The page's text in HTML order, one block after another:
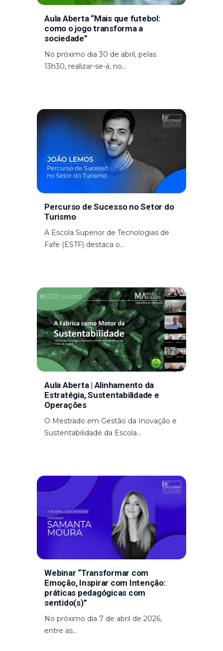
Aula Aberta “Mais que futebol:
como o jogo transforma a
sociedade”
No próximo dia 30 de abril, pelas
13h30, realizar-se-á, no...
Percurso de Sucesso no Setor do
Turismo
A Escola Superior de Tecnologias de
Fafe (ESTF) destaca o...
Aula Aberta | Alinhamento da
Estratégia, Sustentabilidade e
Operações
O Mestrado em Gestão da Inovação e
Sustentabilidade da Escola...
Webinar “Transformar com
Emoção, Inspirar com Intenção:
práticas pedagógicas com
sentido(s)”
No próximo dia 7 de abril de 2026,
entre as...